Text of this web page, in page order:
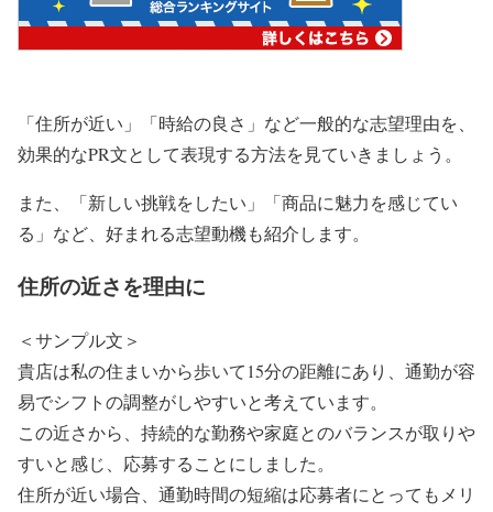
「住所が近い」「時給の良さ」など一般的な志望理由を、
効果的なPR文として表現する方法を見ていきましょう。
また、「新しい挑戦をしたい」「商品に魅力を感じてい
る」など、好まれる志望動機も紹介します。
住所の近さを理由に
＜サンプル文＞
貴店は私の住まいから歩いて15分の距離にあり、通勤が容
易でシフトの調整がしやすいと考えています。
この近さから、持続的な勤務や家庭とのバランスが取りや
すいと感じ、応募することにしました。
住所が近い場合、通勤時間の短縮は応募者にとってもメリ